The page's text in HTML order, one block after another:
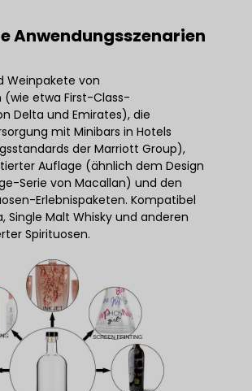
Anwendungsszenarien
Weinpakete von
(wie etwa First-Class-
Delta und Emirates), die
mit Minibars in Hotels
der Marriott Group),
Auflage (ähnlich dem Design
Serie von Macallan) und den
Erlebnispaketen. Kompatibel
Single Malt Whisky und anderen
Spirituosen.